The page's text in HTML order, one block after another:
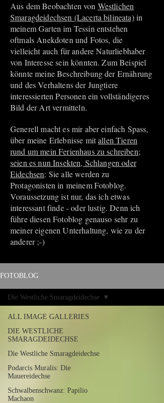
Aus dem Beobachten von Westlichen
Smaragdeidechsen (Lacerta bilineata)in
meinem Garten im Tessin entstehen
oftmals Anekdoten und Fotos, die
vielleicht auch für andere Naturliebhaber
von Interesse sein könnten. Zum Beispiel
könnte meine Beschreibung der Ernährung
und des Verhaltens der Jungtiere
interessierten Personen ein vollständigeres
Bild der Art vermitteln.
Generell macht es mir aber einfach Spass,
über meine Erlebnisse mitallen Tieren
rund um mein Ferienhaus zu schreiben;
seien es nun Insekten, Schlangen oder
Eidechsen: Sie alle werden zu
Protagonisten in meinem Fotoblog.
Voraussetzung ist nur, das ich etwas
interessant finde - oder lustig. Denn ich
führe diesen Fotoblog genauso sehr zu
meiner eigenen Unterhaltung, wie zu der
anderer ;-)
FOTOBLOG
ALL IMAGE GALLERIES
DIE WESTLICHE
SMARAGDEIDECHSE
Die Westliche Smaragdeidechse
Podarcis Muralis: Die
Mauereidechse
Schwalbenschwanz: Papilio
Machaon
Die Westliche Smaragdeidechse